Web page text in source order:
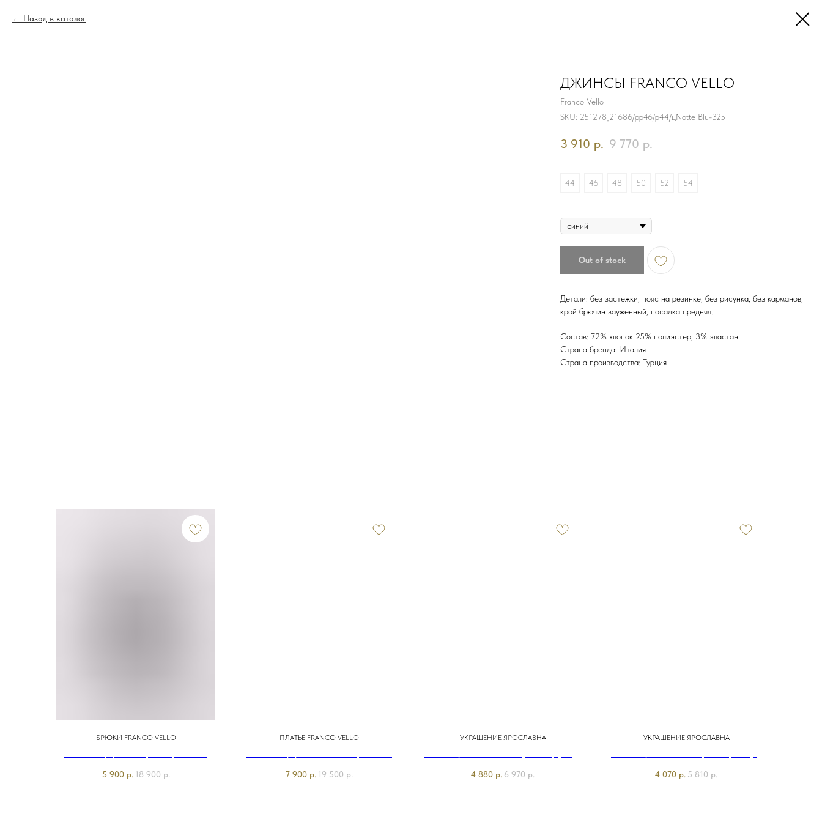
Назад в каталог
ДЖИНСЫ FRANCO VELLO
Franco Vello
SKU: 251278_21686/рр46/р44/цNotte Blu-325
3 910 р. 9 770 р.
44
46 48 50 52 54
Out of stock
Детали: без застежки, пояс на резинке, без рисунка, без карманов,
крой брючин зауженный, посадка средняя.
Состав: 72% хлопок 25% полиэстер, 3% эластан
Страна бренда: Италия
Страна производства: Турция
БРЮКИ FRANCO VELLO
5 900 р.18 900 р.
ПЛАТЬЕ FRANCO VELLO
7 900 р.19 500 р.
УКРАШЕНИЕ ЯРОСЛАВНА
4 880 р.6 970 р.
УКРАШЕНИЕ ЯРОСЛАВНА
4 070 р.5 810 р.